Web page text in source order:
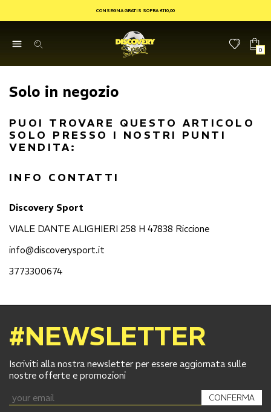
CONSEGNA GRATIS SOPRA €110,00
0
Solo in negozio
PUOI TROVARE QUESTO ARTICOLO
SOLO PRESSO I NOSTRI PUNTI
VENDITA:
INFO CONTATTI
Discovery Sport
VIALE DANTE ALIGHIERI 258 H 47838 Riccione
info@discoverysport.it
3773300674
#NEWSLETTER
Iscriviti alla nostra newsletter per essere aggiornata sulle
nostre offerte e promozioni
CONFERMA